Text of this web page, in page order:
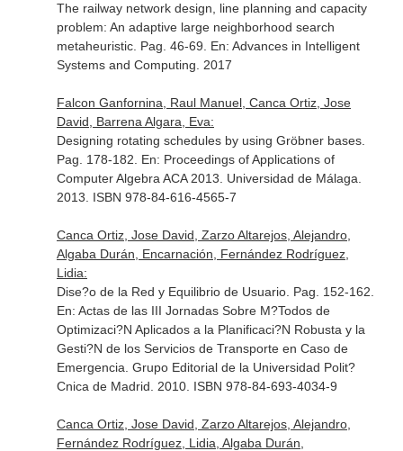
The railway network design, line planning and capacity
problem: An adaptive large neighborhood search
metaheuristic. Pag. 46-69. En: Advances in Intelligent
Systems and Computing . 2017
Falcon Ganfornina, Raul Manuel, Canca Ortiz, Jose
David, Barrena Algara, Eva:
Designing rotating schedules by using Gröbner bases.
Pag. 178-182. En: Proceedings of Applications of
Computer Algebra ACA 2013 . Universidad de Málaga.
2013. ISBN 978-84-616-4565-7
Canca Ortiz, Jose David, Zarzo Altarejos, Alejandro,
Algaba Durán, Encarnación, Fernández Rodríguez,
Lidia:
Dise?o de la Red y Equilibrio de Usuario. Pag. 152-162.
En: Actas de las III Jornadas Sobre M?Todos de
Optimizaci?N Aplicados a la Planificaci?N Robusta y la
Gesti?N de los Servicios de Transporte en Caso de
Emergencia . Grupo Editorial de la Universidad Polit?
Cnica de Madrid. 2010. ISBN 978-84-693-4034-9
Canca Ortiz, Jose David, Zarzo Altarejos, Alejandro,
Fernández Rodríguez, Lidia, Algaba Durán,